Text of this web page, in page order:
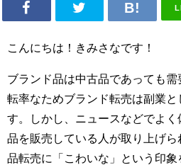
こんにちは！きみさなです！
ブランド品は中古品であっても
転率なためブランド転売は副業
す。しかし、ニュースなどでよ
品を販売している人が取り上げ
品転売に「こわいな」という印